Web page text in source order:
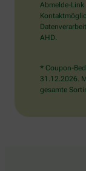
Abmelde-
AHD.
* Coupon-
31.12.2026.
gesamte